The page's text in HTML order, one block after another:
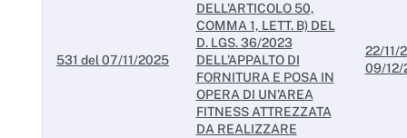
531 del 07/11/2025
DELL’ARTICOLO 50,
COMMA 1, LETT. B) DEL
D. LGS. 36/2023
DELL’APPALTO DI
FORNITURA E POSA IN
OPERA DI UN’AREA
FITNESS ATTREZZATA
DA REALIZZARE
22/11/
09/12/